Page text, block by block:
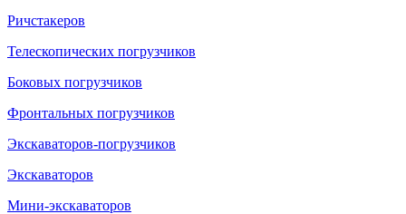
Ричстакеров
Телескопических погрузчиков
Боковых погрузчиков
Фронтальных погрузчиков
Экскаваторов-погрузчиков
Экскаваторов
Мини-экскаваторов